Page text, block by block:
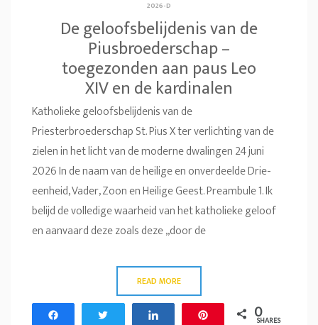
2026-D
De geloofsbelijdenis van de
Piusbroederschap –
toegezonden aan paus Leo
XIV en de kardinalen
Katholieke geloofsbelijdenis van de
Priesterbroederschap St. Pius X ter verlichting van de
zielen in het licht van de moderne dwalingen 24 juni
2026 In de naam van de heilige en onverdeelde Drie-
eenheid, Vader, Zoon en Heilige Geest. Preambule 1. Ik
belijd de volledige waarheid van het katholieke geloof
en aanvaard deze zoals deze „door de
READ MORE
0
SHARES